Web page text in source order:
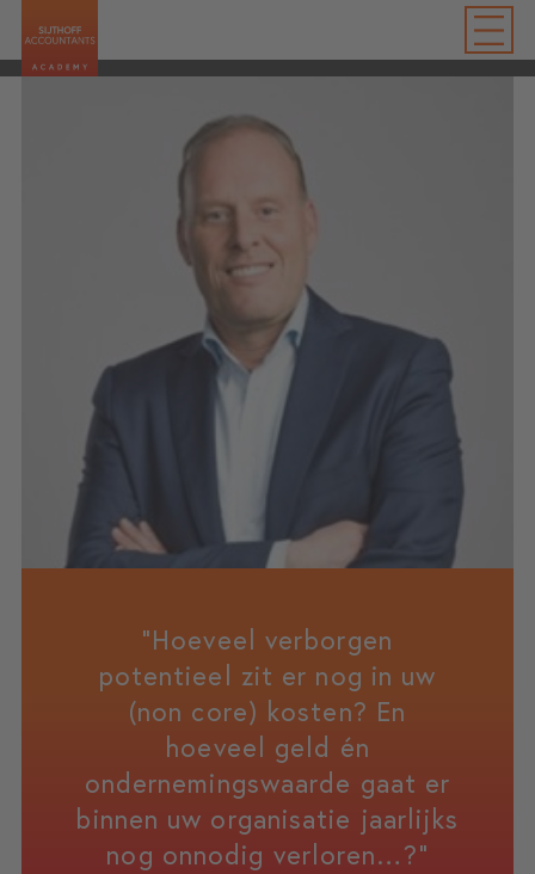
"Hoeveel verborgen
potentieel zit er nog in uw
(non core) kosten? En
hoeveel geld én
ondernemingswaarde gaat er
binnen uw organisatie jaarlijks
nog onnodig verloren…?"